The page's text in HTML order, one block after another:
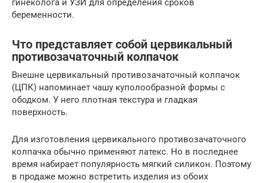
гинеколога и УЗИ для определения сроков
беременности.
Что представляет собой цервикальный
противозачаточный колпачок
Внешне цервикальный противозачаточный колпачок
(ЦПК) напоминает чашу куполообразной формы с
ободком. У него плотная текстура и гладкая
поверхность.
Для изготовления цервикального противозачаточного
колпачка обычно применяют латекс. Но в последнее
время набирает популярность мягкий силикон. Поэтому
в продаже можно встретить изделия из обоих